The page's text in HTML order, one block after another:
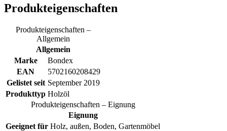
Produkteigenschaften
Produkteigenschaften –
Allgemein
Allgemein
Marke
Bondex
EAN
5702160208429
Gelistet seit September 2019
Produkttyp Holzöl
Produkteigenschaften – Eignung
Eignung
Geeignet für Holz, außen, Boden, Gartenmöbel